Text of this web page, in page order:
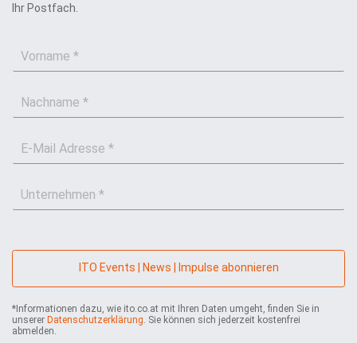
Ihr Postfach.
a
*
n
m
e
i
r
e
m
e
ITO Events | News | Impulse abonnieren
*Informationen dazu, wie ito.co.at mit Ihren Daten umgeht, finden Sie in
unserer Datenschutzerklärung. Sie können sich jederzeit kostenfrei
abmelden.